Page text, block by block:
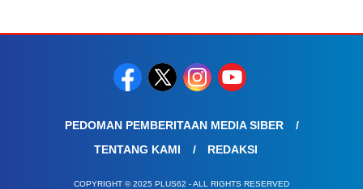
PEDOMAN PEMBERITAAN MEDIA SIBER
TENTANG KAMI
REDAKSI
COPYRIGHT © 2025 PLUS62 - ALL RIGHTS RESERVED